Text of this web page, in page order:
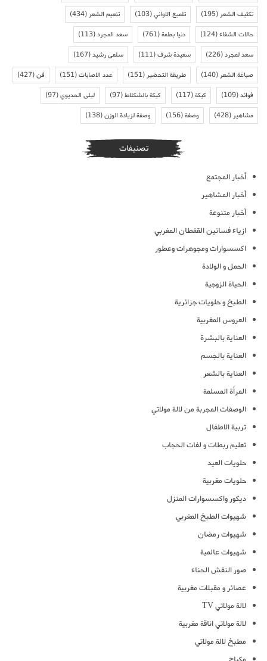
تكثيف الشعر(195) تلميع الاواني(103) تنعيم الشعر(434)
حالات الشفاء(124) دنيا بطمة(761) سعد المجرد(113)
سعد لمجرد(226) سعيدة شرف(111) سلمى رشيد(167)
صباغة الشعر(140) طريقة التحضير(151) عدد الاصابات(151) فن(427)
فوائد(109) كيكة(117) كيكة بالشكلاط(97) ليلى الحديوي(97)
مشاهير(428) وصفة(156) وصفة لزيادة الوزن(138)
تصنيفات
أخبار المجتمع
أخبار المشاهير
أخبار متنوعة
ازياء فساتين القفطان المغربي
اكسسوارات ومجوهرات وعطور
الحمل و الولادة
الحياة الزوجية
الطبخ و حلويات جزائرية
العروس المغربية
العناية بالبشرة
العناية بالجسم
العناية بالشعر
المرأة المسلمة
الوصفات المجربة من لالة مولاتي
تربية الاطفال
تعليم ربطات و لفات الحجاب
حلويات العيد
حلويات مغربية
ديكور واكسسوارات المنزل
شهيوات الطبخ المغربي
شهيوات رمضان
شهيوات عالمية
صور النقش الحناء
عصائر و مقبلات مغربية
لالة مولاتي TV
لالة مولاتي اناقة مغربية
مطبخ لالة مولاتي